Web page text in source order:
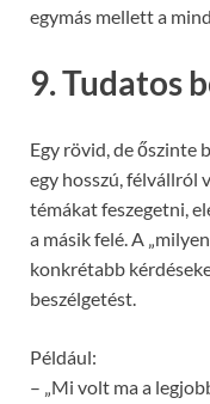
egymás mellett a
9. Tudatos
Egy rövid, de őszinte
egy hosszú, félvállról
témákat feszegetni,
a másik felé. A
konkrétabb
beszélgetést.
Például:
– „Mi volt ma a